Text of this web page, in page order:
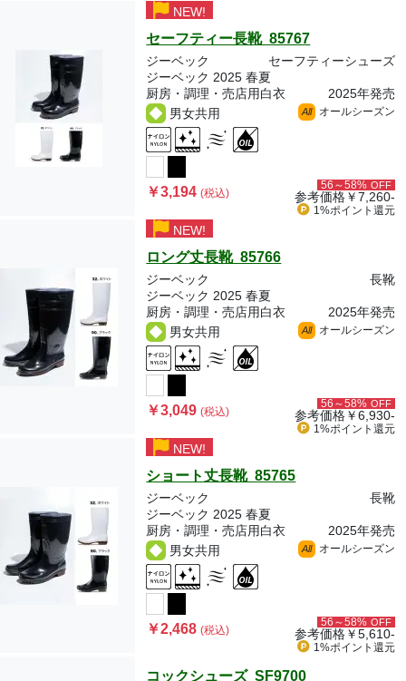
NEW!
セーフティー長靴 85767
ジーベック
セーフティーシューズ
ジーベック 2025 春夏
厨房・調理・売店用白衣
2025年発売
男女共用
All オールシーズン
￥3,194(税込)
56～58% OFF
参考価格￥7,260-
1%ポイント 還元
NEW!
ロング丈長靴 85766
ジーベック
長靴
ジーベック 2025 春夏
厨房・調理・売店用白衣
2025年発売
男女共用
All オールシーズン
￥3,049(税込)
56～58% OFF
参考価格￥6,930-
1%ポイント 還元
NEW!
ショート丈長靴 85765
ジーベック
長靴
ジーベック 2025 春夏
厨房・調理・売店用白衣
2025年発売
男女共用
All オールシーズン
￥2,468(税込)
56～58% OFF
参考価格￥5,610-
1%ポイント 還元
コックシューズ SF9700